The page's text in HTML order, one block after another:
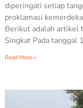
diperingati setiap
proklamasi
Berikut adalah artikel
Singkat Pada tanggal
Read More »